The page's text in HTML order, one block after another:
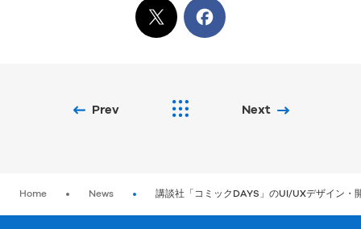
XでシェアFacebook
Prev Next
Home News 講談社「コミックDAYS」のUI/UXデザイン・